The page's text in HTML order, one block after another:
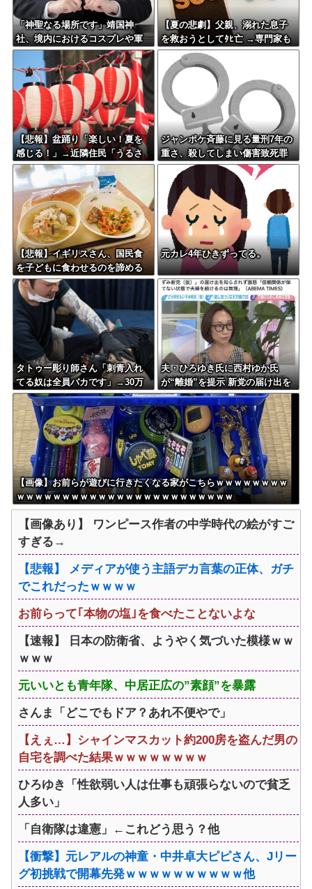
「神聖なる場所です」靖国神
社、境内におけるコスプレや軍
装の禁止を発表
【夏の悲劇】父親、溺れた息子
を救おうとしてﾀﾋ亡 →専門家も
警鐘「救助は二次被害が多い」
【悲報】盆踊り「楽しい！夏を
感じる！」→近隣住民「うるさ
い」→開催場所半減
ジャンポケ斉藤に見る量刑7年の
重さ、殺してしまい傷害致死罪
を狙う方が量刑的には軽いと話
【悲報】イギリスさん、国民食
を子どもに食わせるのを諦める
ｗｗｗｗｗｗｗ
元カレ4年ひきずってる。
タトゥー彫り師さん「刺青入れ
てる奴は全員バカです」→30万
再生ｗｗｗｗｗｗ
夫・ひろゆき氏に西村ゆか氏
が“離婚”を提示 新党の届け出を
知らされず激怒「信頼関係が保
てず夫婦を続けるのは無理」
【画像】お前らが遊びに行きたくなる家がこちらｗｗｗｗｗｗｗｗ
ｗｗｗｗｗｗｗｗｗｗｗｗｗｗｗｗｗｗｗｗｗｗｗｗ
【画像あり】 ワンピース作者の中学時代の絵がすご
すぎる→
【悲報】 メディアが使う主語デカ言葉の正体、ガチ
でこれだったｗｗｗｗ
お前らって｢本物の塩｣を食べたことないよな
【速報】 日本の防衛省、ようやく気づいた模様ｗｗ
ｗｗｗ
元いいとも青年隊、中居正広の”素顔”を暴露
さんま「どこでもドア？あれ不便やで」
【えぇ…】シャインマスカット約200房を盗んだ男の
自宅を調べた結果ｗｗｗｗｗｗｗｗ
ひろゆき「性欲弱い人は仕事も頑張らないので貧乏
人多い」
「自衛隊は違憲」←これどう思う？他
【衝撃】元レアルの神童・中井卓大ピピさん、Jリー
グ初挑戦で開幕先発ｗｗｗｗｗｗｗｗｗｗ他